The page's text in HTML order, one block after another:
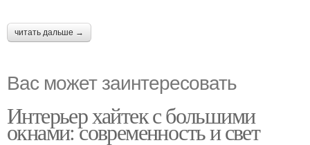
читать дальше →
Вас может заинтересовать
Интерьер хайтек с большими
окнами: современность и свет